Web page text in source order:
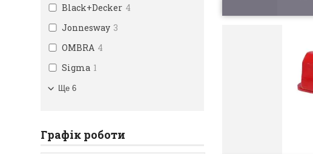
Black+Decker 4
Jonnesway 3
OMBRA 4
Sigma 1
Ще 6
Графік роботи